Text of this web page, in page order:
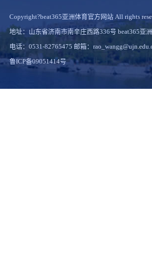
Copyright?beat365亚洲体育官方网站 All rights
地址：山东省济南市南辛庄西路336号 beat365亚
电话：0531-82765475 邮箱：
鲁ICP备09051414号